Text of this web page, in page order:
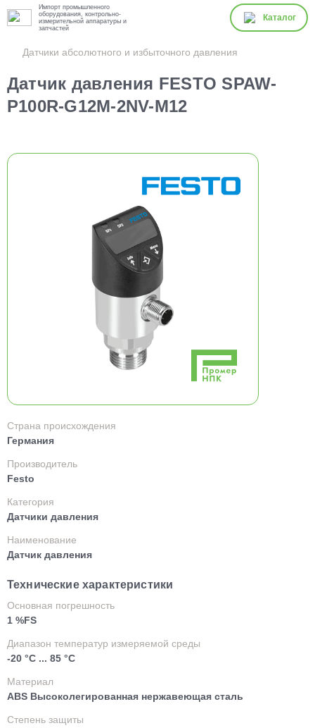
Импорт промышленного
оборудования, контрольно-
измерительной аппаратуры и
запчастей
Каталог
Датчики абсолютного и избыточного давления
Датчик давления FESTO SPAW-
P100R-G12M-2NV-M12
Страна происхождения
Германия
Производитель
Festo
Категория
Датчики давления
Наименование
Датчик давления
Технические характеристики
Основная погрешность
1 %FS
Диапазон температур измеряемой среды
-20 °C ... 85 °C
Материал
ABS Высоколегированная нержавеющая сталь
Степень защиты